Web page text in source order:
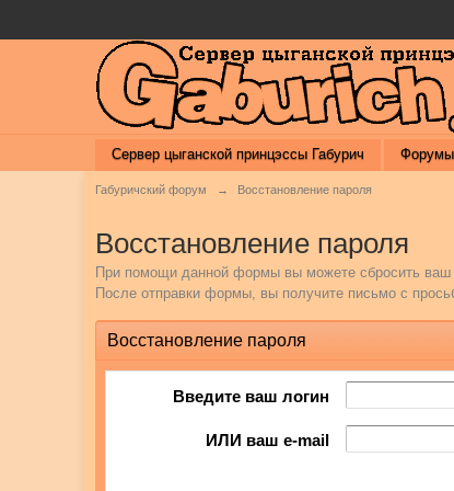
Сервер цыганской принцэссы Габурич Форумы
Габуричский форум → Восстановление пароля
Восстановление пароля
При помощи данной формы вы можете сбросить
После отправки формы, вы получите письмо с
Восстановление пароля
Введите ваш логин
ИЛИ ваш e-mail